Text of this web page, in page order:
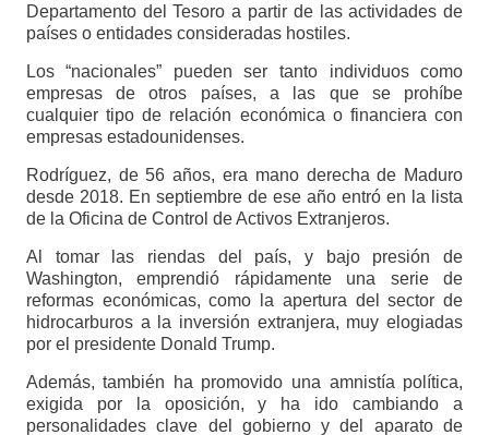
Departamento del Tesoro a partir de las actividades de
países o entidades consideradas hostiles.
Los “nacionales” pueden ser tanto individuos como
empresas de otros países, a las que se prohíbe
cualquier tipo de relación económica o financiera con
empresas estadounidenses.
Rodríguez, de 56 años, era mano derecha de Maduro
desde 2018. En septiembre de ese año entró en la lista
de la Oficina de Control de Activos Extranjeros.
Al tomar las riendas del país, y bajo presión de
Washington, emprendió rápidamente una serie de
reformas económicas, como la apertura del sector de
hidrocarburos a la inversión extranjera, muy elogiadas
por el presidente Donald Trump.
Además, también ha promovido una amnistía política,
exigida por la oposición, y ha ido cambiando a
personalidades clave del gobierno y del aparato de